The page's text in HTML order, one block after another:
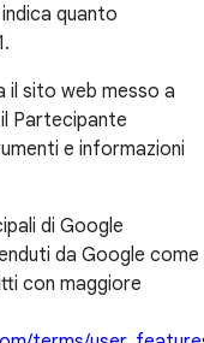
quanto
il sito web messo a
Partecipante
e informazioni
di Google
da Google come
con maggiore